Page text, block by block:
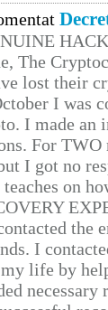
The
lost their
I was
I made
For TWO
I got no
teaches on
the
I
my life by